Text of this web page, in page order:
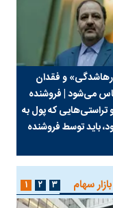
و فقدان
می‌شود | فروشنده
که پول به
باید توسط فروشنده
سهام ۱ ۲ ۳